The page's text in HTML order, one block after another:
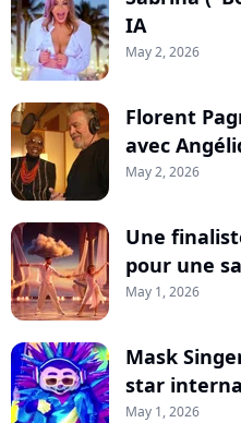
IA
May 2, 2026
Florent
avec
May 2, 2026
Une
pour une
May 1, 2026
Mask
star
May 1, 2026